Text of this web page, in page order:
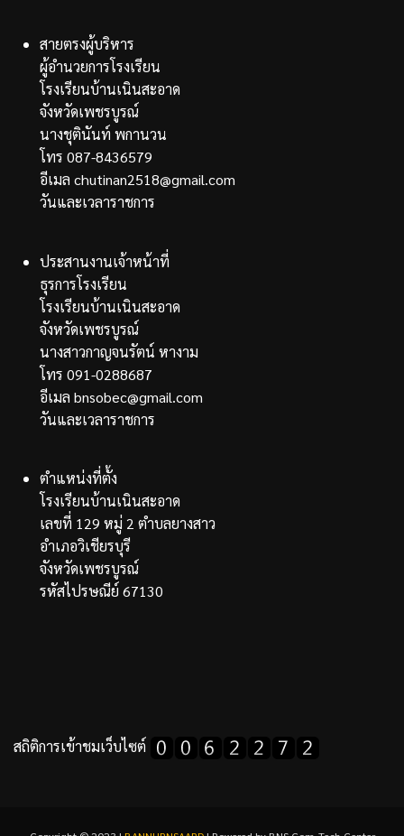
สายตรงผู้บริหาร
ผู้อำนวยการโรงเรียน
โรงเรียนบ้านเนินสะอาด
จังหวัดเพชรบูรณ์
นางชุตินันท์ พกานวน
โทร 087-8436579
อีเมล chutinan2518@gmail.com
วันและเวลาราชการ
ประสานงานเจ้าหน้าที่
ธุรการโรงเรียน
โรงเรียนบ้านเนินสะอาด
จังหวัดเพชรบูรณ์
นางสาวกาญจนรัตน์ หางาม
โทร 091-0288687
อีเมล bnsobec@gmail.com
วันและเวลาราชการ
ตำแหน่งที่ตั้ง
โรงเรียนบ้านเนินสะอาด
เลขที่ 129 หมู่ 2 ตำบลยางสาว
อำเภอวิเชียรบุรี
จังหวัดเพชรบูรณ์
รหัสไปรษณีย์ 67130
สถิติการเข้าชมเว็บไซต์